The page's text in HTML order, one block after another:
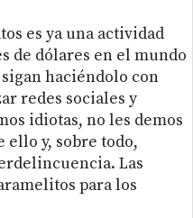
es ya una actividad
de dólares en el mundo
haciéndolo con
redes sociales y
idiotas, no les demos
ello y, sobre todo,
Las
para los